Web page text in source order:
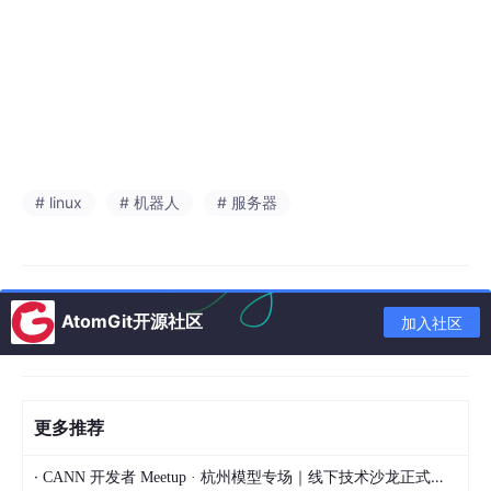
# linux # 机器人 # 服务器
AtomGit开源社区 加入社区
更多推荐
· CANN 开发者 Meetup · 杭州模型专场｜线下技术沙龙正式开启报名！